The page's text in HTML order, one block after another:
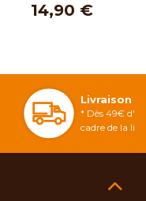
14,90 €
Livraison
* Dès 49€
cadre de la